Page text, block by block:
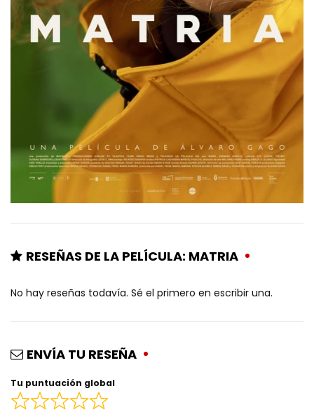
RESEÑAS DE LA PELÍCULA: MATRIA
No hay reseñas todavía. Sé el primero en escribir una.
ENVÍA TU RESEÑA
Tu puntuación global